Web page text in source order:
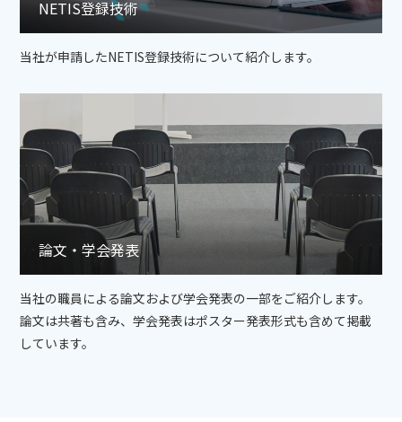
NETIS登録技術
当社が申請したNETIS登録技術について紹介します。
論文・学会発表
当社の職員による論文および学会発表の一部をご紹介します。
論文は共著も含み、学会発表はポスター発表形式も含めて掲載
しています。